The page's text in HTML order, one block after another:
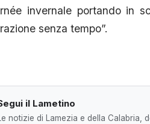
invernale portando in
senza tempo”.
il Lametino
notizie di Lamezia e della Calabria,